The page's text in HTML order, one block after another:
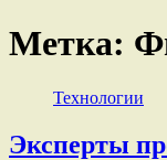
Метка:
Технологии
Эксперты